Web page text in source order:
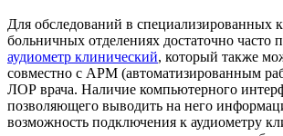
Для обследований в специализированных
больничных отделениях достаточно часто
аудиометр клинический, который также
совместно с АРМ (автоматизированным
ЛОР врача. Наличие компьютерного
позволяющего выводить на него
возможность подключения к аудиометру